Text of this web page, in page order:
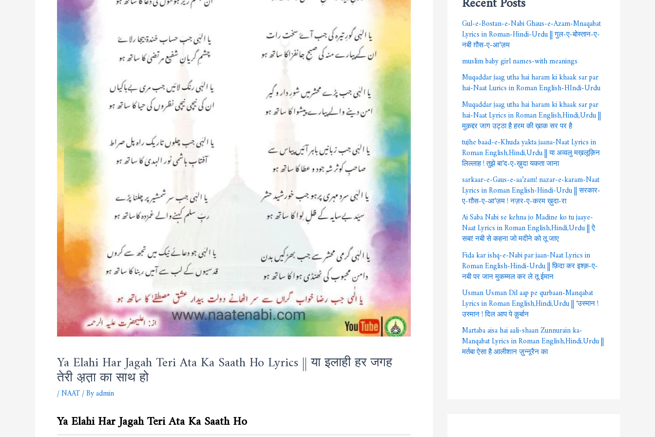
Ya Elahi Har Jagah Teri Ata Ka Saath Ho Lyrics || या इलाही हर जगह
तेरी अ़त़ा का साथ हो
/NAAT/ Byadmin
Ya Elahi Har Jagah Teri Ata Ka Saath Ho
Gul-e-Bostan-e-Nabi Ghaus-e-Azam-Mnaqabat
Lyrics in Roman-Hindi-Urdu || गुल-ए-बोस्तान-ए-
नबी ग़ौस-ए-आ’ज़म
muslim baby girl names-with meanings
Muqaddar jaag utha hai haram ki khaak sar par
hai-Naat Lurics in Roman English-HIndi-Urdu
Muqaddar jaag utha hai haram ki khaak sar par
hai-Naat Lyrics in Roman English,Hindi,Urdu ||
मुक़द्दर जाग उट्ठा है हरम की ख़ाक सर पर है
tujhe baad-e-Khuda yakta jaana-Naat Lyrics in
Roman English,Hindi,Urdu || या अव्वलु मख़लूक़िन
लिल्लाह ! तुझे बा’द-ए-ख़ुदा यकता जाना
sarkaar-e-Gaus-e-aa’zam! nazar-e-karam-Naat
Lyrics in Roman English-Hindi-Urdu || सरकार-
ए-ग़ौस-ए-आ’ज़म ! नज़र-ए-करम ख़ुदा-रा
Ai Saba Nabi se kehna jo Madine ko tu jaaye-
Naat Lyrics in Roman English,Hindi,Urdu || ऐ
सबा! नबी से कहना जो मदीने को तू जाए
Fida kar ishq-e-Nabi par jaan-Naat Lyrics in
Roman English-Hindi-Urdu || फ़िदा कर इश्क़-ए-
नबी पर जान मुकम्मल कर ले तू ईमान
Usman Usman Dil aap pe qurbaan-Manqabat
Lyrics in Roman English,Hindi,Urdu || ‘उस्मान !
उस्मान ! दिल आप पे क़ुर्बान
Martaba aisa hai aali-shaan Zunnurain ka-
Manqabat Lyrics in Roman English,Hindi,Urdu ||
मर्तबा ऐसा है आलीशान ज़ुन्नूरैन का